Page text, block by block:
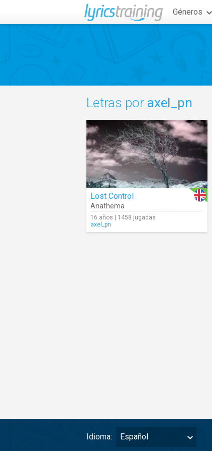
Géneros
Letras por axel_pn
Lost Control
Anathema
16 años | 1458 jugadas
axel_pn
Idioma: Español